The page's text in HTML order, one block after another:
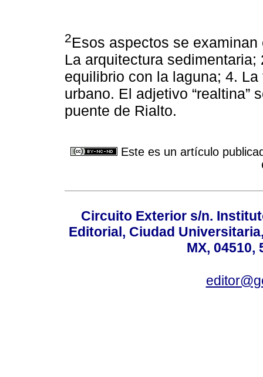
2Esos aspectos se
La arquitectura
equilibrio con la laguna; 4.
urbano. El adjetivo “realtina”
puente de Rialto.
Este es un artículo
Circuito Exterior s/n.
Editorial, Ciudad
MX, 04510,